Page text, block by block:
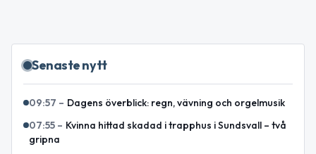
Senaste nytt
09:57 – Dagens överblick: regn, vävning och orgelmusik
07:55 – Kvinna hittad skadad i trapphus i Sundsvall – två
gripna